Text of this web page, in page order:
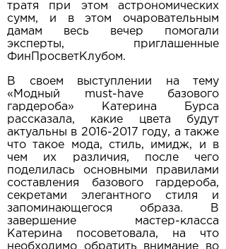
тратя при этом астрономических
сумм, и в этом очаровательным
дамам весь вечер помогали
эксперты, приглашенные
ФинПросветКлубом.
В своем выступлении на тему
«Модный must-have базового
гардероба» Катерина Бурса
рассказала, какие цвета будут
актуальны в 2016-2017 году, а также
что такое мода, стиль, имидж, и в
чем их различия, после чего
поделилась основными правилами
составления базового гардероба,
секретами элегантного стиля и
запоминающегося образа. В
завершение мастер-класса
Катерина посоветовала, на что
необходимо обратить внимание во